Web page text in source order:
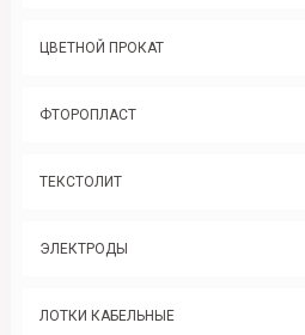
ЦВЕТНОЙ ПРОКАТ
ФТОРОПЛАСТ
ТЕКСТОЛИТ
ЭЛЕКТРОДЫ
ЛОТКИ КАБЕЛЬНЫЕ